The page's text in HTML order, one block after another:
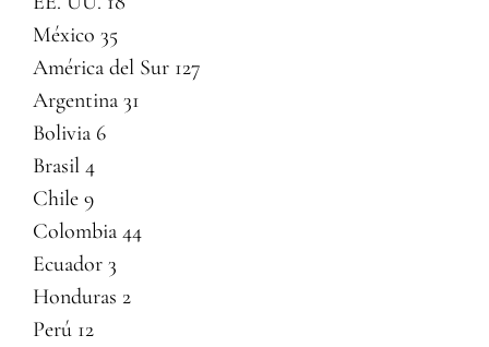
México 35
América del Sur 127
Argentina 31
Bolivia 6
Brasil 4
Chile 9
Colombia 44
Ecuador 3
Honduras 2
Perú 12